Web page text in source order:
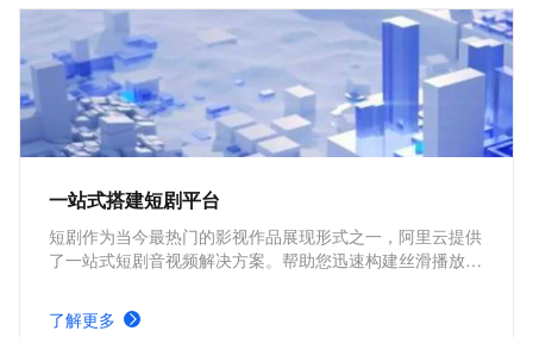
一站式搭建短剧平台
短剧作为当今最热门的影视作品展现形式之一，阿里云提供
了一站式短剧音视频解决方案。帮助您迅速构建丝滑播放体
能生产的短剧平台。
了解更多